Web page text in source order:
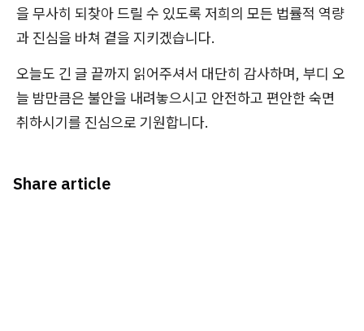
을 무사히 되찾아 드릴 수 있도록 저희의 모든 법률적 역량
과 진심을 바쳐 곁을 지키겠습니다.
오늘도 긴 글 끝까지 읽어주셔서 대단히 감사하며, 부디 오
늘 밤만큼은 불안을 내려놓으시고 안전하고 편안한 숙면
취하시기를 진심으로 기원합니다.
Share article